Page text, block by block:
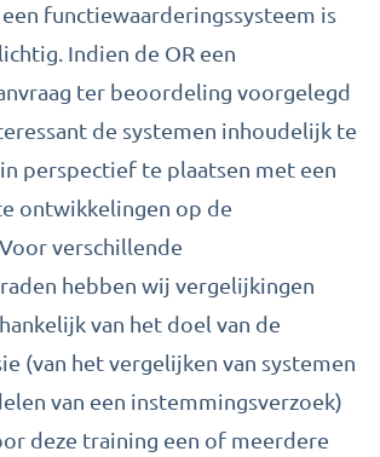
functiewaarderingssysteem is
Indien de OR een
ter beoordeling voorgelegd
de systemen inhoudelijk te
perspectief te plaatsen met een
ontwikkelingen op de
verschillende
hebben wij vergelijkingen
van het doel van de
(van het vergelijken van systemen
van een instemmingsverzoek)
deze training een of meerdere